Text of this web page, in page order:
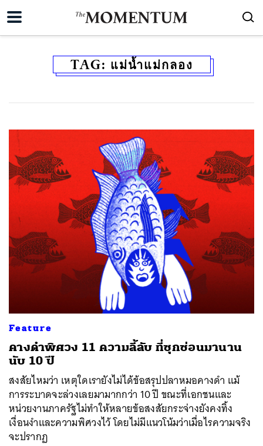
TAG: แม่น้ำแม่กลอง
Feature
คางดำพิศวง 11 ความลี้ลับ ที่ซุกซ่อนมานาน
นับ 10 ปี
สงสัยไหมว่า เหตุใดเรายังไม่ได้ข้อสรุปปลาหมอคางดำ แม้
การระบาดจะล่วงเลยมามากกว่า 10 ปี ขณะที่เอกชนและ
หน่วยงานภาครัฐไม่ทำให้หลายข้อสงสัยกระจ่างยังคงทิ้ง
เงื่อนงำและความพิศวงไว้ โดยไม่มีแนวโน้มว่าเมื่อไรความจริง
จะปรากฏ